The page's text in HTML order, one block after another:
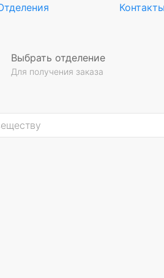
Контакты
Выбрать отделение
Для получения заказа